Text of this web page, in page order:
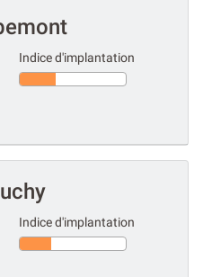
Indice d'implantation
Indice d'implantation